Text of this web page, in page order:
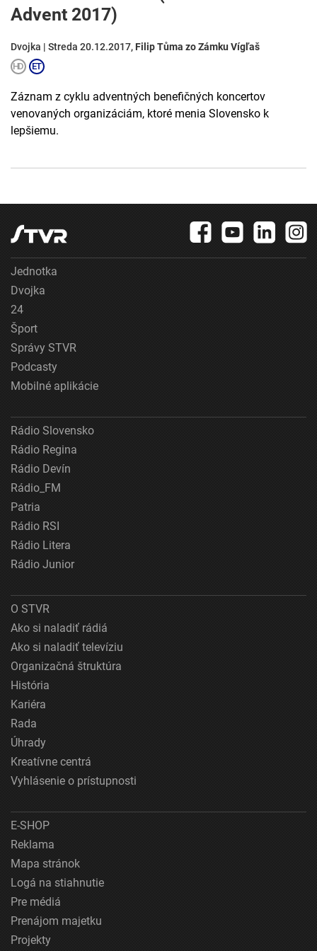
Advent 2017)
Dvojka | Streda 20.12.2017, Filip Tůma zo Zámku Vígľaš
Záznam z cyklu adventných benefičných koncertov
venovaných organizáciám, ktoré menia Slovensko k
lepšiemu.
Jednotka
Dvojka
24
Šport
Správy STVR
Podcasty
Mobilné aplikácie
Rádio Slovensko
Rádio Regina
Rádio Devín
Rádio_FM
Patria
Rádio RSI
Rádio Litera
Rádio Junior
O STVR
Ako si naladiť rádiá
Ako si naladiť televíziu
Organizačná štruktúra
História
Kariéra
Rada
Úhrady
Kreatívne centrá
Vyhlásenie o prístupnosti
E-SHOP
Reklama
Mapa stránok
Logá na stiahnutie
Pre médiá
Prenájom majetku
Projekty